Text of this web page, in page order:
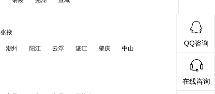
张掖
潮州 阳江 云浮 湛江 肇庆 中山
QQ咨询
在线咨询